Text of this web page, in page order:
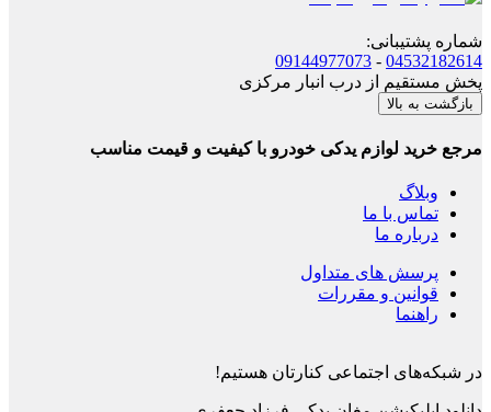
شماره پشتیبانی:
04532182614
-
09144977073
پخش مستقیم از درب انبار مرکزی
بازگشت به بالا
مرجع خرید لوازم یدکی خودرو با کیفیت و قیمت مناسب
وبلاگ
تماس با ما
درباره ما
پرسش های متداول
قوانین و مقررات
راهنما
در شبکه‌های اجتماعی کنارتان هستیم!